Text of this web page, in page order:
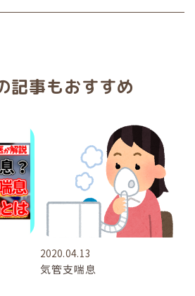
記事もおすすめ
2020.04.13
気管支喘息